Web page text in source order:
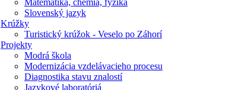
Slovenský jazyk
Krúžky
Turistický krúžok - Veselo po Záhorí
Projekty
Modrá škola
Modernizácia vzdelávacieho procesu
Diagnostika stavu znalostí
Jazykové laboratóriá